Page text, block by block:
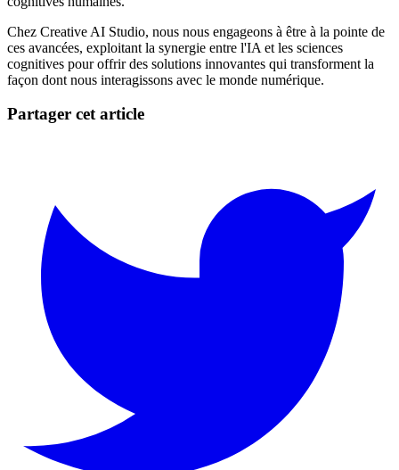
Chez Creative AI Studio, nous nous engageons à être à la pointe de
ces avancées, exploitant la synergie entre l'IA et les sciences
cognitives pour offrir des solutions innovantes qui transforment la
façon dont nous interagissons avec le monde numérique.
Partager cet article